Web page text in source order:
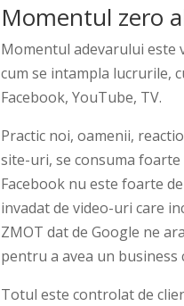
Momentul zero
Momentul adevarului este
cum se intampla lucrurile,
Facebook, YouTube, TV.
Practic noi, oamenii,
site-uri, se consuma
Facebook nu este foarte
invadat de video-uri care
ZMOT dat de Google ne
pentru a avea un business
Totul este controlat de